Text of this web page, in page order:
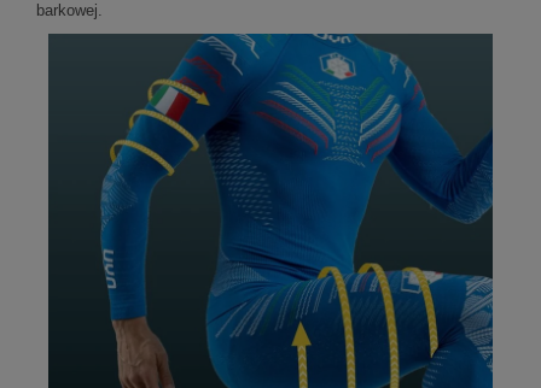
barkowej.